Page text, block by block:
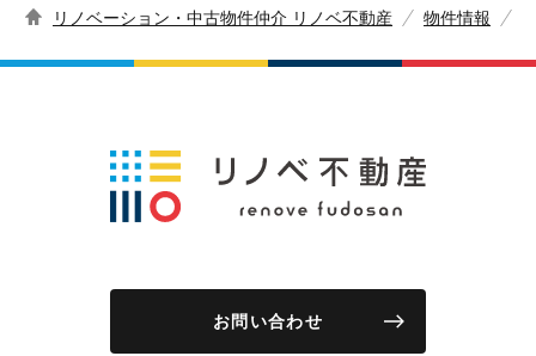
リノベーション・中古物件仲介 リノベ不動産 物件情報
お問い合わせ